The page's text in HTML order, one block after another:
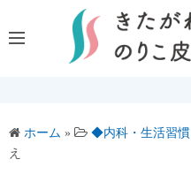
ン
ス
ホーム » ◆内科・生活習慣
え